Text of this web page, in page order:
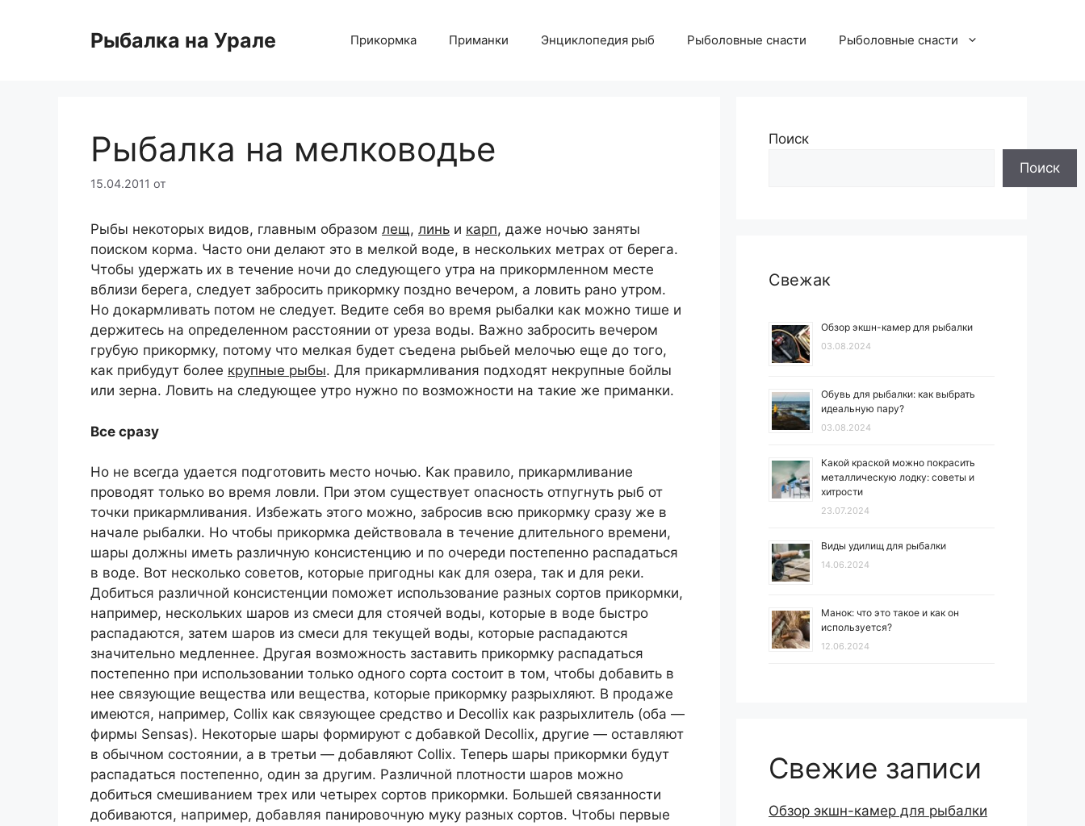
содержимомуРыбалка на Урале Прикормка Приманки Энциклопедия рыб Рыболовные снасти Рыболовные снасти
Рыбалка на мелководье
15.04.2011 от
Рыбы некоторых видов, главным образом лещ, линь и карп, даже ночью заняты
поиском корма. Часто они делают это в мелкой воде, в нескольких метрах от берега.
Чтобы удержать их в течение ночи до следующего утра на прикормленном месте
вблизи берега, следует забросить прикормку поздно вечером, а ловить рано утром.
Но докармливать потом не следует. Ведите себя во время рыбалки как можно тише и
держитесь на определенном расстоянии от уреза воды. Важно забросить вечером
грубую прикормку, потому что мелкая будет съедена рыбьей мелочью еще до того,
как прибудут более крупные рыбы. Для прикармливания подходят некрупные бойлы
или зерна. Ловить на следующее утро нужно по возможности на такие же приманки.
Все сразу
Но не всегда удается подготовить место ночью. Как правило, прикармливание
проводят только во время ловли. При этом существует опасность отпугнуть рыб от
точки прикармливания. Избежать этого можно, забросив всю прикормку сразу же в
начале рыбалки. Но чтобы прикормка действовала в течение длительного времени,
шары должны иметь различную консистенцию и по очереди постепенно распадаться
в воде. Вот несколько советов, которые пригодны как для озера, так и для реки.
Добиться различной консистенции поможет использование разных сортов прикормки,
например, нескольких шаров из смеси для стоячей воды, которые в воде быстро
распадаются, затем шаров из смеси для текущей воды, которые распадаются
значительно медленнее. Другая возможность заставить прикормку распадаться
постепенно при использовании только одного сорта состоит в том, чтобы добавить в
нее связующие вещества или вещества, которые прикормку разрыхляют. В продаже
имеются, например, Collix как связующее средство и Decollix как разрыхлитель (оба —
фирмы Sensas). Некоторые шары формируют с добавкой Decollix, другие — оставляют
в обычном состоянии, а в третьи — добавляют Collix. Теперь шары прикормки будут
распадаться постепенно, один за другим. Различной плотности шаров можно
добиться смешиванием трех или четырех сортов прикормки. Большей связанности
добиваются, например, добавляя панировочную муку разных сортов. Чтобы первые
Поиск
Поиск
Свежак
Обзор экшн-камер для рыбалки
03.08.2024
Обувь для рыбалки: как выбрать
идеальную пару?
03.08.2024
Какой краской можно покрасить
металлическую лодку: советы и
хитрости
23.07.2024
Виды удилищ для рыбалки
14.06.2024
Манок: что это такое и как он
используется?
12.06.2024
Свежие записи
Обзор экшн-камер для рыбалки